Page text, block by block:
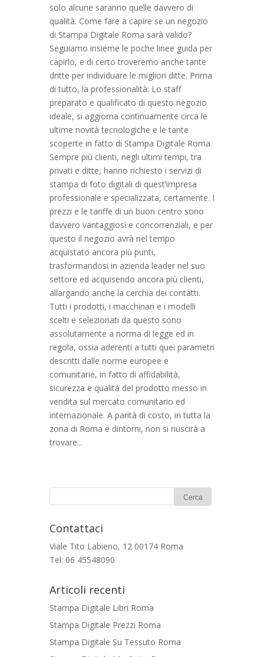
solo alcune saranno quelle davvero di
qualità. Come fare a capire se un negozio
di Stampa Digitale Roma sarà valido?
Seguiamo insieme le poche linee guida per
capirlo, e di certo troveremo anche tante
dritte per individuare le migliori ditte. Prima
di tutto, la professionalità: Lo staff
preparato e qualificato di questo negozio
ideale, si aggiorna continuamente circa le
ultime novità tecnologiche e le tante
scoperte in fatto di Stampa Digitale Roma.
Sempre più clienti, negli ultimi tempi, tra
privati e ditte, hanno richiesto i servizi di
stampa di foto digitali di quest’impresa
professionale e specializzata, certamente. I
prezzi e le tariffe di un buon centro sono
davvero vantaggiosi e concorrenziali, e per
questo il negozio avrà nel tempo
acquistato ancora più punti,
trasformandosi in azienda leader nel suo
settore ed acquisendo ancora più clienti,
allargando anche la cerchia dei contatti.
Tutti i prodotti, i macchinari e i modelli
scelti e selezionati da questo sono
assolutamente a norma di legge ed in
regola, ossia aderenti a tutti quei parametri
descritti dalle norme europee e
comunitarie, in fatto di affidabilità,
sicurezza e qualità del prodotto messo in
vendita sul mercato comunitario ed
internazionale. A parità di costo, in tutta la
zona di Roma e dintorni, non si riuscirà a
trovare...
Contattaci
Viale Tito Labieno, 12 00174 Roma
Tel: 06 45548090
Articoli recenti
Stampa Digitale Libri Roma
Stampa Digitale Prezzi Roma
Stampa Digitale Su Tessuto Roma